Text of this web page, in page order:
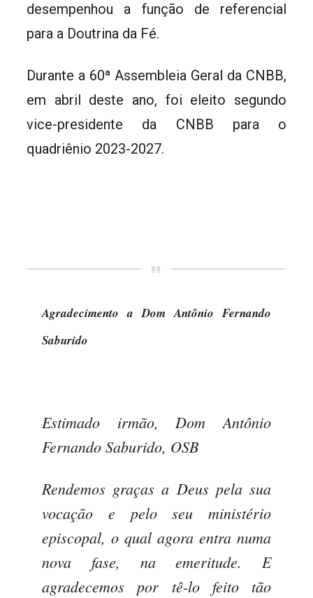
desempenhou a função de referencial
para a Doutrina da Fé.
Durante a 60ª Assembleia Geral da CNBB,
em abril deste ano, foi eleito segundo
vice-presidente da CNBB para o
quadriênio 2023-2027.
Agradecimento a Dom Antônio Fernando
Saburido
Estimado irmão, Dom Antônio
Fernando Saburido, OSB
Rendemos graças a Deus pela sua
vocação e pelo seu ministério
episcopal, o qual agora entra numa
nova fase, na emeritude. E
agradecemos por tê-lo feito tão